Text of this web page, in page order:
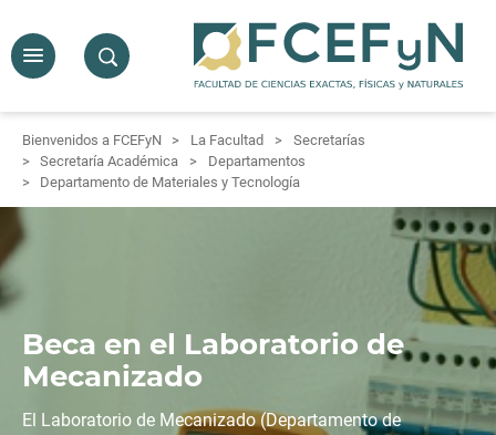
Bienvenidos a FCEFyN La Facultad
Secretarías
Secretaría Académica
Departamentos
Departamento de Materiales y Tecnología
Beca en el Laboratorio de
Mecanizado
El Laboratorio de Mecanizado (Departamento de